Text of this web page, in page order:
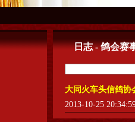
日志 - 鸽会赛
大同火车头信鸽协
2013-10-25